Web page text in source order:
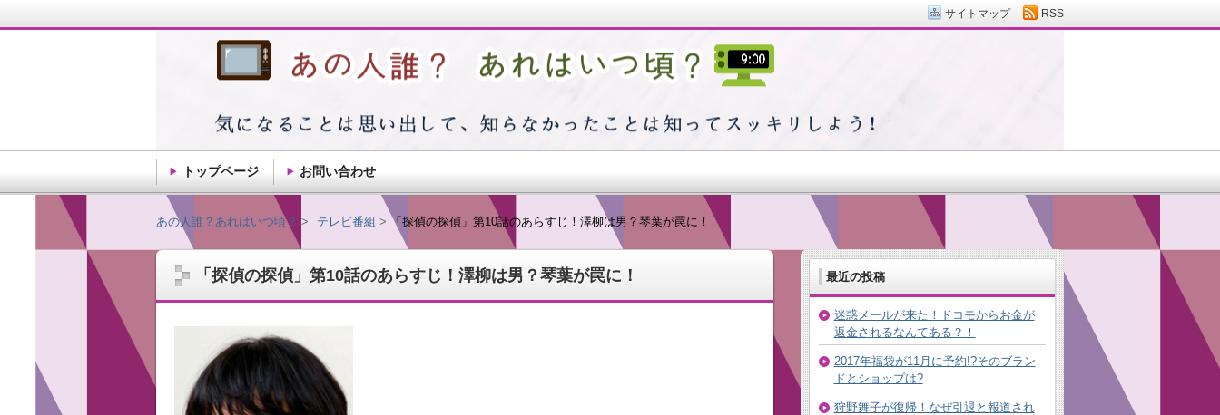
「探偵の探偵」第10話のあらすじ！澤柳は男？琴葉が罠に！ 最近の投稿
迷惑メールが来た！ドコモからお金が
返金されるなんてある？！
2017年福袋が11月に予約!?そのブラン
ドとショップは?
狩野舞子が復帰！なぜ引退と報道され
あの人誰？あれはいつ頃？ テレビ番組 「探偵の探偵」第10話のあらすじ！澤柳は男？琴葉が罠に！
あの人誰？あれはいつ頃？
記憶ってだんだん薄れるもんですね。思い出そうと思えば思うほど浮かばない…そんな私の日常で感じた
ことを自由気ままに綴ります。
トップページ お問い合わせ
サイトマップ RSS